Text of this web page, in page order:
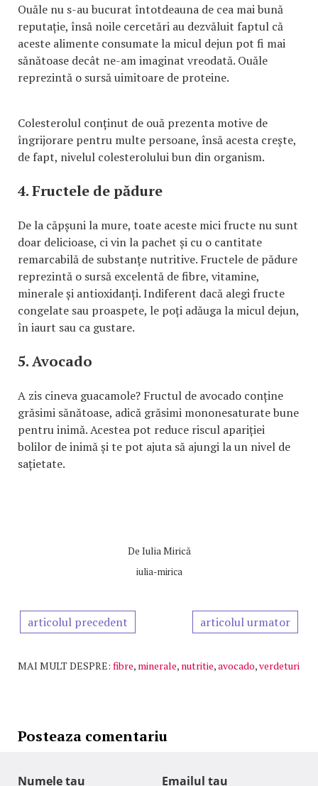
Ouăle nu s-au bucurat întotdeauna de cea mai bună
reputație, însă noile cercetări au dezvăluit faptul că
aceste alimente consumate la micul dejun pot fi mai
sănătoase decât ne-am imaginat vreodată. Ouăle
reprezintă o sursă uimitoare de proteine.
Colesterolul conținut de ouă prezenta motive de
îngrijorare pentru multe persoane, însă acesta crește,
de fapt, nivelul colesterolului bun din organism.
4. Fructele de pădure
De la căpșuni la mure, toate aceste mici fructe nu sunt
doar delicioase, ci vin la pachet și cu o cantitate
remarcabilă de substanțe nutritive. Fructele de pădure
reprezintă o sursă excelentă de fibre, vitamine,
minerale și antioxidanți. Indiferent dacă alegi fructe
congelate sau proaspete, le poți adăuga la micul dejun,
în iaurt sau ca gustare.
5. Avocado
A zis cineva guacamole? Fructul de avocado conține
grăsimi sănătoase, adică grăsimi mononesaturate bune
pentru inimă. Acestea pot reduce riscul apariției
bolilor de inimă și te pot ajuta să ajungi la un nivel de
sațietate.
De Iulia Mirică
iulia-mirica
articolul precedent articolul urmator
MAI MULT DESPRE: fibre, minerale, nutritie,avocado,verdeturi
Posteaza comentariu
Numele tau Emailul tau